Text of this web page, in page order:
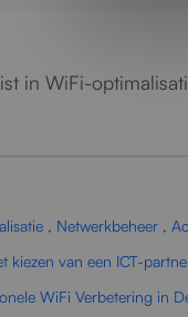
in WiFi-
, Netwerkbeheer ,
kiezen van een ICT-
WiFi Verbetering in